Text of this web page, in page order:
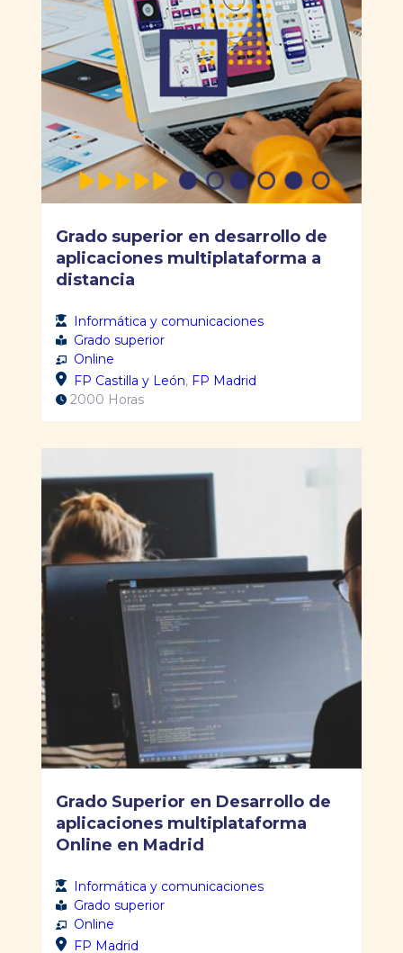
Grado superior en desarrollo de
aplicaciones multiplataforma a
distancia
Informática y comunicaciones
Grado superior
Online
FP Castilla y León, FP Madrid
2000 Horas
Grado Superior en Desarrollo de
aplicaciones multiplataforma
Online en Madrid
Informática y comunicaciones
Grado superior
Online
FP Madrid